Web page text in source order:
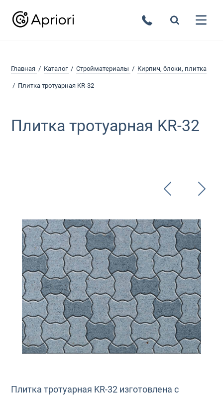
Главная Каталог Стройматериалы Кирпич, блоки, плитка
Плитка тротуарная KR-32
Плитка тротуарная KR-32
Плитка тротуарная KR-32 изготовлена с